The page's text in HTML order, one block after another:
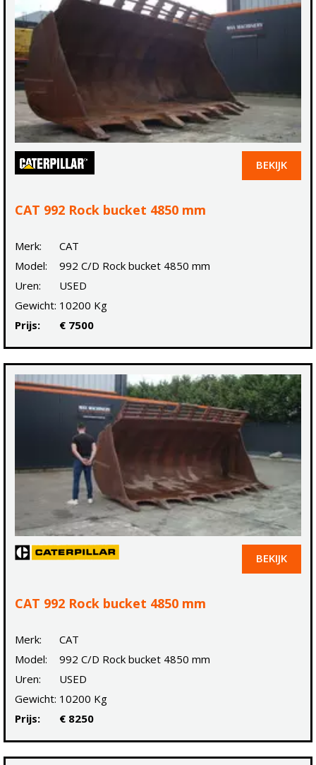
BEKIJK
CAT 992 Rock bucket 4850 mm
Merk:
CAT
Model:
992 C/D Rock bucket 4850 mm
Uren:
USED
Gewicht: 10200 Kg
Prijs:
€ 7500
BEKIJK
CAT 992 Rock bucket 4850 mm
Merk:
CAT
Model:
992 C/D Rock bucket 4850 mm
Uren:
USED
Gewicht: 10200 Kg
Prijs:
€ 8250